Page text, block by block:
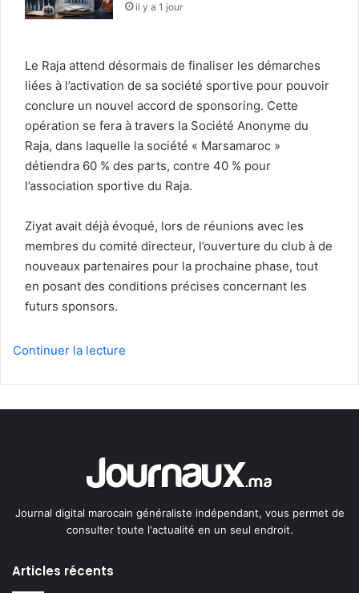
il y a 1 jour
Le Raja attend désormais de finaliser les démarches
liées à l’activation de sa société sportive pour pouvoir
conclure un nouvel accord de sponsoring. Cette
opération se fera à travers la Société Anonyme du
Raja, dans laquelle la société « Marsamaroc »
détiendra 60 % des parts, contre 40 % pour
l’association sportive du Raja.
Ziyat avait déjà évoqué, lors de réunions avec les
membres du comité directeur, l’ouverture du club à de
nouveaux partenaires pour la prochaine phase, tout
en posant des conditions précises concernant les
futurs sponsors.
Continuer la lecture
Journal digital marocain généraliste indépendant, vous permet de
consulter toute l'actualité en un seul endroit.
Articles récents